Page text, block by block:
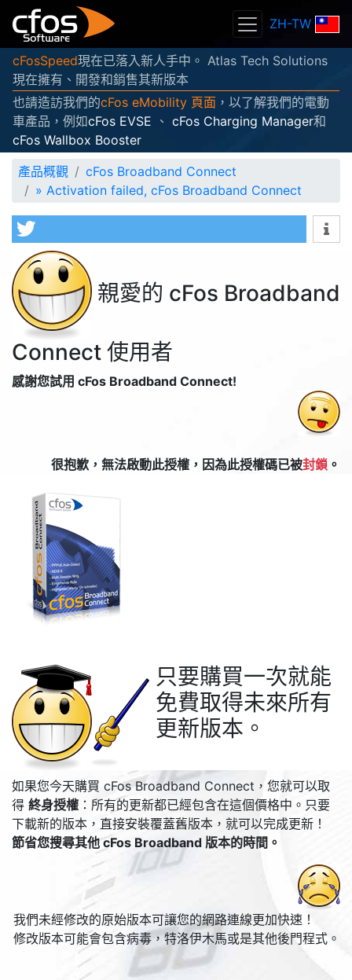
ZH-TW
cFosSpeed現在已落入新人手中。 Atlas Tech Solutions
現在擁有、開發和銷售其新版本
也請造訪我們的cFos eMobility 頁面 ，以了解我們的電動
車產品，例如cFos EVSE 、 cFos Charging Manager和
cFos Wallbox Booster
產品概觀
cFos Broadband Connect
» Activation failed, cFos Broadband Connect
親愛的 cFos Broadband
Connect 使用者
感謝您試用 cFos Broadband Connect!
很抱歉，無法啟動此授權，因為此授權碼已被封鎖 。
只要購買一次就能
免費取得未來所有
更新版本。
如果您今天購買 cFos Broadband Connect，您就可以取
得 終身授權 ：所有的更新都已經包含在這個價格中。只要
下載新的版本，直接安裝覆蓋舊版本，就可以完成更新！
節省您搜尋其他 cFos Broadband 版本的時間。
我們未經修改的原始版本可讓您的網路連線更加快速！
修改版本可能會包含病毒，特洛伊木馬或是其他後門程式。